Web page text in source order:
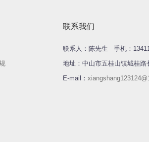
联系我们
联系人：陈先生 手机：
地址：中山市五桂山镇城桂
E-mail：